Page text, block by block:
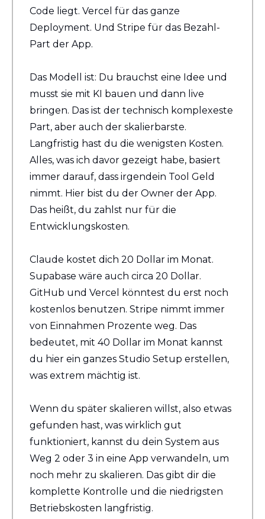
Code liegt. Vercel für das ganze
Deployment. Und Stripe für das Bezahl-
Part der App.
Das Modell ist: Du brauchst eine Idee und
musst sie mit KI bauen und dann live
bringen. Das ist der technisch komplexeste
Part, aber auch der skalierbarste.
Langfristig hast du die wenigsten Kosten.
Alles, was ich davor gezeigt habe, basiert
immer darauf, dass irgendein Tool Geld
nimmt. Hier bist du der Owner der App.
Das heißt, du zahlst nur für die
Entwicklungskosten.
Claude kostet dich 20 Dollar im Monat.
Supabase wäre auch circa 20 Dollar.
GitHub und Vercel könntest du erst noch
kostenlos benutzen. Stripe nimmt immer
von Einnahmen Prozente weg. Das
bedeutet, mit 40 Dollar im Monat kannst
du hier ein ganzes Studio Setup erstellen,
was extrem mächtig ist.
Wenn du später skalieren willst, also etwas
gefunden hast, was wirklich gut
funktioniert, kannst du dein System aus
Weg 2 oder 3 in eine App verwandeln, um
noch mehr zu skalieren. Das gibt dir die
komplette Kontrolle und die niedrigsten
Betriebskosten langfristig.